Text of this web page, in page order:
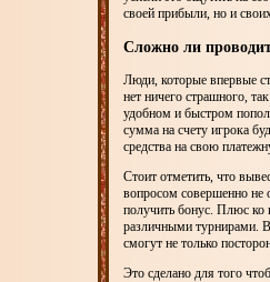
своей прибыли, но и
Сложно ли
Люди, которые впервые
нет ничего страшного,
удобном и быстром
сумма на счету игрока
средства на свою
Стоит отметить, что
вопросом совершенно не
получить бонус. Плюс ко
различными турнирами.
смогут не только
Это сделано для того